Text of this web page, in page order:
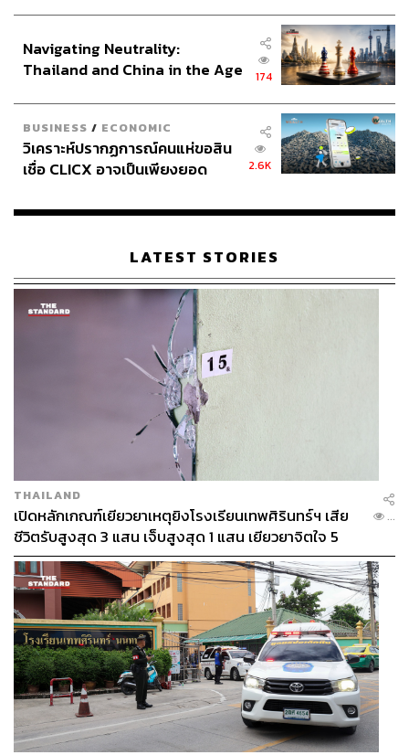
Navigating Neutrality:
Thailand and China in the Age
174
BUSINESS / ECONOMIC
วิเคราะห์ปรากฏการณ์คนแห่ขอสิน
เชื่อ CLICX อาจเป็นเพียงยอด
เรือนไทยที่ถูกซุกไว้
2.6K
LATEST STORIES
THAILAND
เปิดหลักเกณฑ์เยียวยาเหตุยิงโรงเรียนเทพศิรินทร์ฯ เสีย
ชีวิตรับสูงสุด 3 แสน เจ็บสูงสุด 1 แสน เยียวยาจิตใจ 5
ระดับ
...